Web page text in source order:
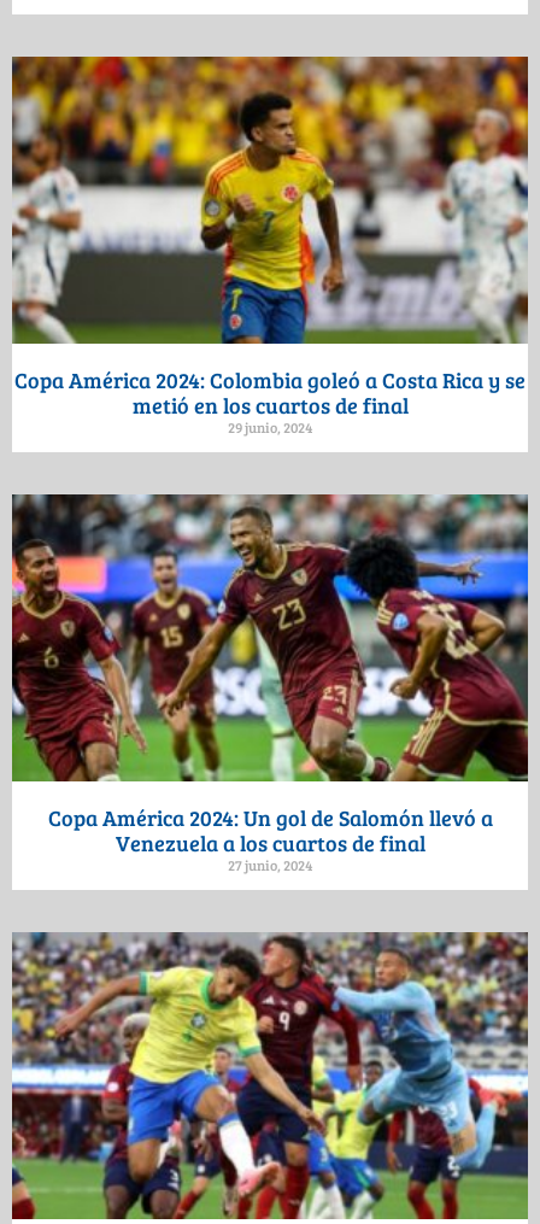
Copa América 2024: Colombia goleó a Costa Rica y se
metió en los cuartos de final
29 junio, 2024
Copa América 2024: Un gol de Salomón llevó a
Venezuela a los cuartos de final
27 junio, 2024